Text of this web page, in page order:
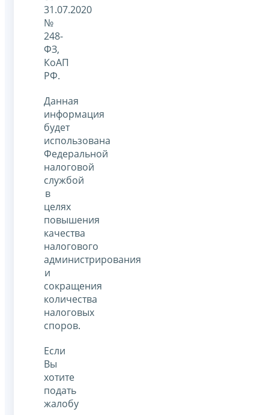
31.07.2020
№
248-
ФЗ,
КоАП
РФ.
Данная
информация
будет
использована
Федеральной
налоговой
службой
в
целях
повышения
качества
налогового
администрирования
и
сокращения
количества
налоговых
споров.
Если
Вы
хотите
подать
жалобу